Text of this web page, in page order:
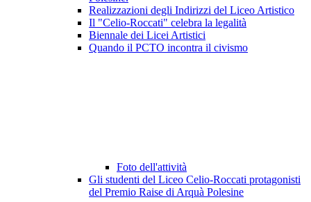
Realizzazioni degli Indirizzi del Liceo Artistico
Il "Celio-Roccati" celebra la legalità
Biennale dei Licei Artistici
Quando il PCTO incontra il civismo
Foto dell'attività
Gli studenti del Liceo Celio-Roccati protagonisti
del Premio Raise di Arquà Polesine